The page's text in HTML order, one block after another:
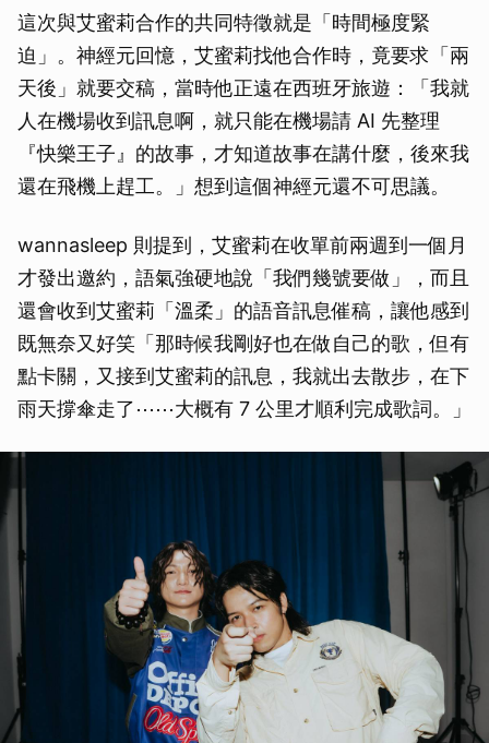
這次與艾蜜莉合作的共同特徵就是「時間極度緊
迫」。神經元回憶，艾蜜莉找他合作時，竟要求「兩
天後」就要交稿，當時他正遠在西班牙旅遊：「我就
人在機場收到訊息啊，就只能在機場請 AI 先整理
『快樂王子』的故事，才知道故事在講什麼，後來我
還在飛機上趕工。」想到這個神經元還不可思議。
wannasleep 則提到，艾蜜莉在收單前兩週到一個月
才發出邀約，語氣強硬地說「我們幾號要做」，而且
還會收到艾蜜莉「溫柔」的語音訊息催稿，讓他感到
既無奈又好笑「那時候我剛好也在做自己的歌，但有
點卡關，又接到艾蜜莉的訊息，我就出去散步，在下
雨天撐傘走了⋯⋯大概有 7 公里才順利完成歌詞。」